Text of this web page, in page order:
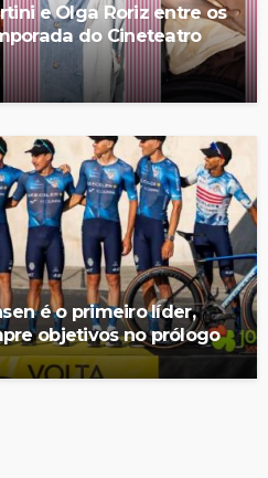
e Olga Roriz entre os
do Cineteatro
é o primeiro líder,
objetivos no prólogo